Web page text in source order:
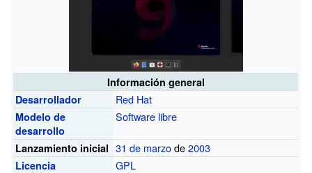
Información general
Desarrollador
Red Hat
Modelo de
desarrollo
Software libre
Lanzamiento inicial 31 de marzode2003
Licencia GPL